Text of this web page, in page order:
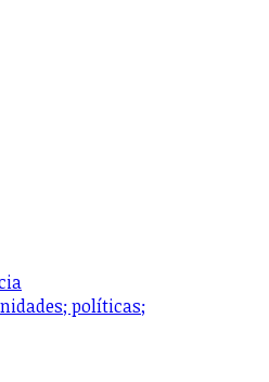
políticas;